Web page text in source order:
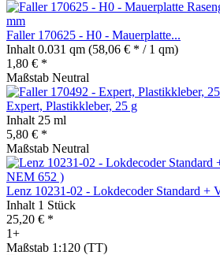
Faller 170625 - H0 - Mauerplatte...
Inhalt 0.031 qm (58,06 € * / 1 qm)
1,80 € *
Maßstab Neutral
Expert, Plastikkleber, 25 g
Inhalt 25 ml
5,80 € *
Maßstab Neutral
Lenz 10231-02 - Lokdecoder Standard +
Inhalt 1 Stück
25,20 € *
1+
Maßstab 1:120 (TT)